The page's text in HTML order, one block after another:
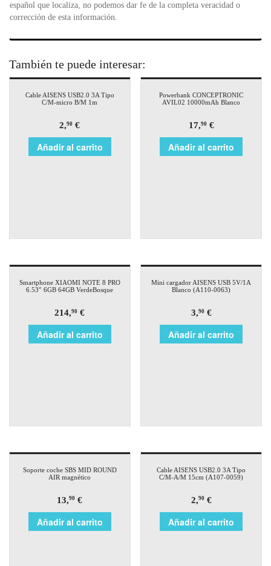
español que localiza, no podemos dar fe de la completa veracidad o
corrección de esta información.
También te puede interesar:
Cable AISENS USB2.0 3A Tipo
C/M-micro B/M 1m
2,90 €
Añadir al carrito
Powerbank CONCEPTRONIC
AVIL02 10000mAh Blanco
17,90€
Añadir al carrito
Smartphone XIAOMI NOTE 8 PRO
6.53″ 6GB 64GB VerdeBosque
214,90 €
Añadir al carrito
Mini cargador AISENS USB 5V/1A
Blanco (A110-0063)
3,90€
Añadir al carrito
Soporte coche SBS MID ROUND
AIR magnético
13,90 €
Añadir al carrito
Cable AISENS USB2.0 3A Tipo
C/M-A/M 15cm (A107-0059)
2,90€
Añadir al carrito